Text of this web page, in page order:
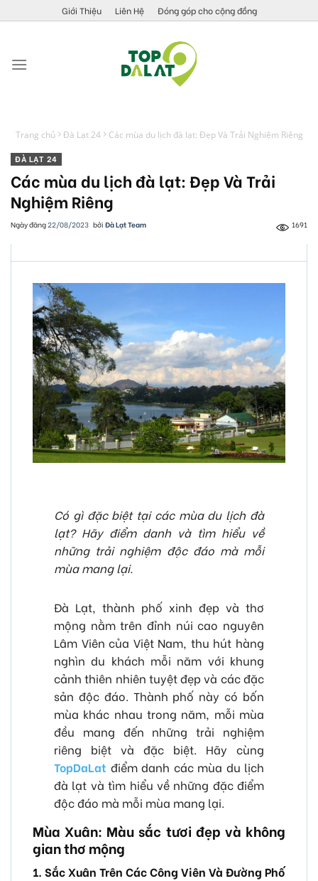
to
Giới Thiệu Liên Hệ Đóng góp cho cộng đồng
Trang chủ Đà Lạt 24 Các mùa du lịch đà lạt: Đẹp Và Trải Nghiệm Riêng
ĐÀ LẠT 24
Các mùa du lịch đà lạt: Đẹp Và Trải
Nghiệm Riêng
Ngày đăng 22/08/2023 bởi Đà Lạt Team 1691
Có gì đặc biệt tại các mùa du lịch đà
lạt? Hãy điểm danh và tìm hiểu về
những trải nghiệm độc đáo mà mỗi
mùa mang lại.
Đà Lạt, thành phố xinh đẹp và thơ
mộng nằm trên đỉnh núi cao nguyên
Lâm Viên của Việt Nam, thu hút hàng
nghìn du khách mỗi năm với khung
cảnh thiên nhiên tuyệt đẹp và các đặc
sản độc đáo. Thành phố này có bốn
mùa khác nhau trong năm, mỗi mùa
đều mang đến những trải nghiệm
riêng biệt và đặc biệt. Hãy cùng
TopDaLat điểm danh các mùa du lịch
đà lạt và tìm hiểu về những đặc điểm
độc đáo mà mỗi mùa mang lại.
Mùa Xuân: Màu sắc tươi đẹp và không
gian thơ mộng
1. Sắc Xuân Trên Các Công Viên Và Đường Phố